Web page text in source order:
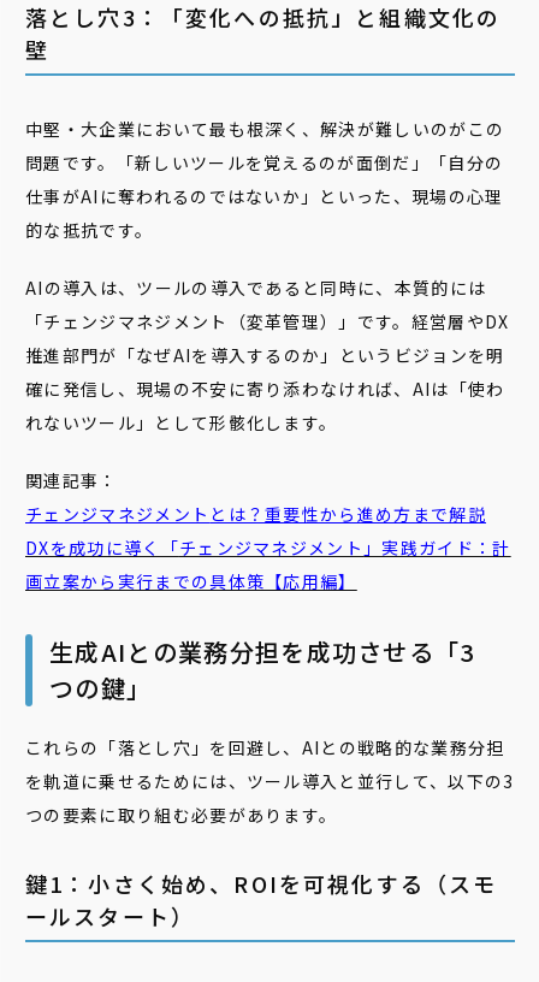
落とし穴3：「変化への抵抗」と組織文化の
壁
中堅・大企業において最も根深く、解決が難しいのがこの
問題です。「新しいツールを覚えるのが面倒だ」「自分の
仕事がAIに奪われるのではないか」といった、現場の心理
的な抵抗です。
AIの導入は、ツールの導入であると同時に、本質的には
「チェンジマネジメント（変革管理）」です。経営層やDX
推進部門が「なぜAIを導入するのか」というビジョンを明
確に発信し、現場の不安に寄り添わなければ、AIは「使わ
れないツール」として形骸化します。
関連記事：
チェンジマネジメント とは？重要性から進め方まで解説
DXを成功に導く「チェンジマネジメント 」実践ガイド：計
画立案から実行までの具体策【応用編】
生成AIとの業務分担を成功させる「3
つの鍵」
これらの「落とし穴」を回避し、AIとの戦略的な業務分担
を軌道に乗せるためには、ツール導入と並行して、以下の3
つの要素に取り組む必要があります。
鍵1：小さく始め、ROIを可視化する（スモ
ールスタート）